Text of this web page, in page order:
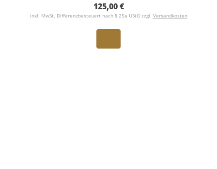
125,00 €
inkl. MwSt. Differenzbesteuert nach § 25a UStG zzgl. Versandkosten